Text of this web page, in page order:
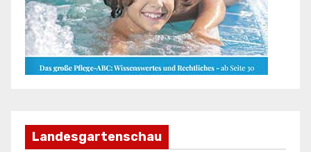
Landesgartenschau